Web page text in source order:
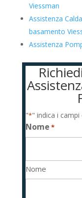
Viessman
Assistenza
basamento
Assistenza
"*" indica i
Nome *
Nome